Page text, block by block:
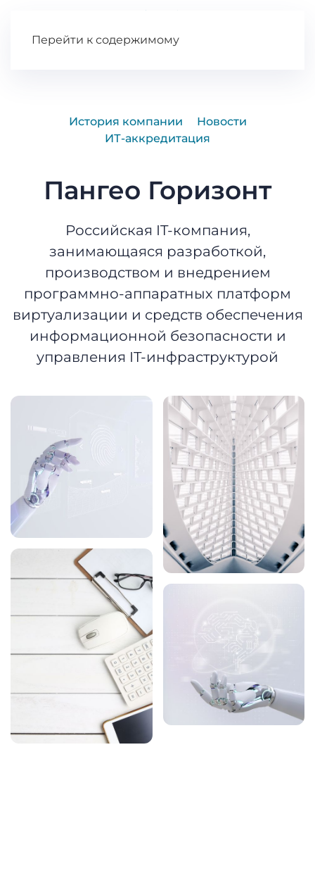
Перейти к содержимому
История компании
Новости
ИТ-аккредитация
Пангео Горизонт
Российская IT-компания,
занимающаяся разработкой,
производством и внедрением
программно-аппаратных платформ
виртуализации и средств обеспечения
информационной безопасности и
управления IT-инфраструктурой